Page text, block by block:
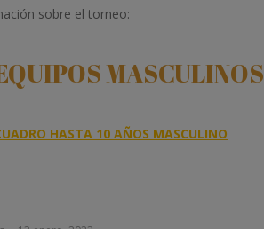
sobre el torneo:
MASCULINOS
HASTA 10 AÑOS MASCULINO